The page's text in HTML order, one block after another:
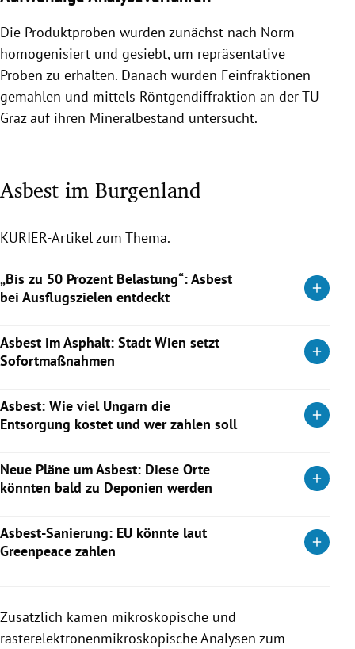
Die Produktproben wurden zunächst nach Norm
homogenisiert und gesiebt, um repräsentative
Proben zu erhalten. Danach wurden Feinfraktionen
gemahlen und mittels Röntgendiffraktion an der TU
Graz auf ihren Mineralbestand untersucht.
Asbest im Burgenland
KURIER-Artikel zum Thema.
„Bis zu 50 Prozent Belastung“: Asbest
bei Ausflugszielen entdeckt
Burgenland und fordert rasche Sanierung.
Asbest im Asphalt: Stadt Wien setzt
Sofortmaßnahmen
sollen nun rasch versiegelt werden. Auch Kontrollen wurden
verschärft.
Weiterlesen
Asbest: Wie viel Ungarn die
Entsorgung kostet und wer zahlen soll
bis zwei Wochen.
Neue Pläne um Asbest: Diese Orte
könnten bald zu Deponien werden
künftig als Asbest-Deponien zu nutzen.
Asbest-Sanierung: EU könnte laut
Greenpeace zahlen
nennt die Aussagen hingegen „nicht nachvollziehbar“ und
verweist auf den Bund.
Zusätzlich kamen mikroskopische und
rasterelektronenmikroskopische Analysen zum